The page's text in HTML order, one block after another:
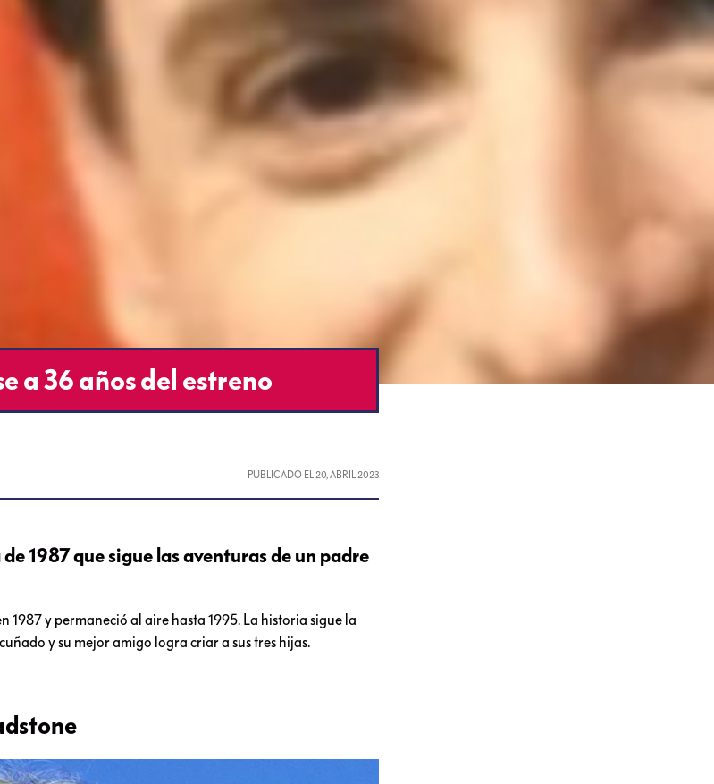
a 36 años del estreno
PUBLICADO EL 20, ABRIL 2023
1987 que sigue las aventuras de un padre
1987 y permaneció al aire hasta 1995. La historia sigue la
y su mejor amigo logra criar a sus tres hijas.